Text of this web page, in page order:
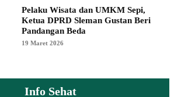
Pelaku Wisata dan UMKM Sepi,
Ketua DPRD Sleman Gustan Beri
Pandangan Beda
19 Maret 2026
Info Sehat